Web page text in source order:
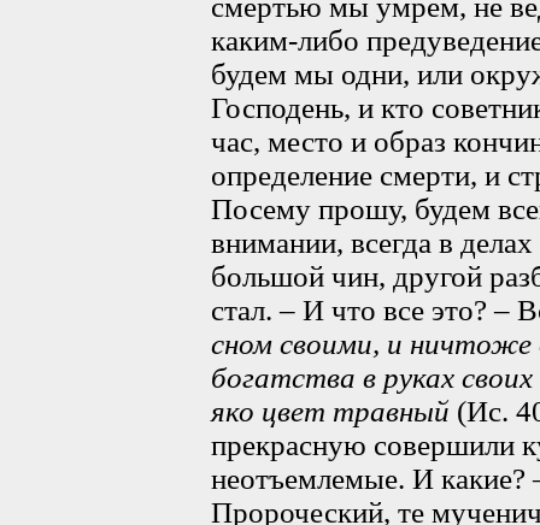
смертью мы умрем, не
каким-либо
будем мы одни, или
Господень, и кто
час, место и образ
определение смерти, и
Посему прошу, будем
внимании, всегда в
большой чин, другой
стал. – И что все это? –
сном своими, и
богатства в руках своих
яко цвет травный (Ис.
прекрасную совершили
неотъемлемые. И какие?
Пророческий, те